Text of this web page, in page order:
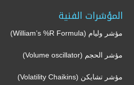
المؤشرات الفنية
مؤشر وليام (William’s %R Formula)
مؤشر الحجم (Volume oscillator)
مؤشر تشايكن (Volatility Chaikins)